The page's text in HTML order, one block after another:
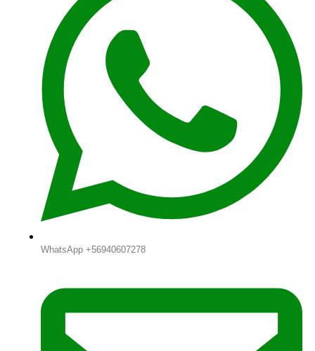
WhatsApp +56940607278